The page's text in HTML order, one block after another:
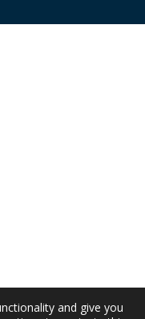
and give you